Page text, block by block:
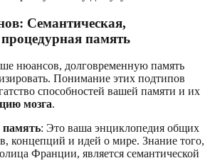
Семантическая,
память
нюансов, долговременную память
Понимание этих подтипов
способностей вашей памяти и их
мозга.
память: Это ваша энциклопедия общих
концепций и идей о мире. Знание того,
Франции, является семантической